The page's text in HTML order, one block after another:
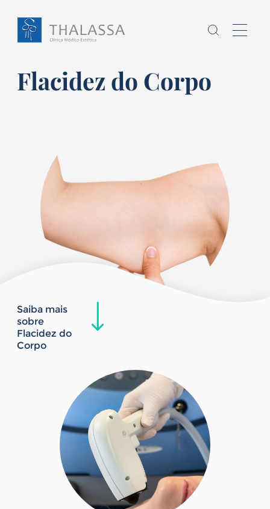
Homem
tenho
Flacidez do Corpo
Saiba mais
sobre
Flacidez do
Corpo